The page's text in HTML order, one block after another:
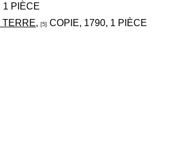
1 PIÈCE
TERRE, [5] COPIE, 1790, 1 PIÈCE